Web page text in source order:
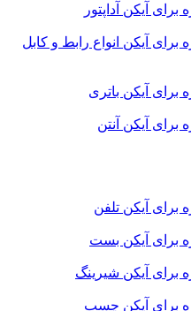
آداپتور
انواع رابط و کابل
باتری
آنتن
تلفن
بست
شیرینگ
چسب